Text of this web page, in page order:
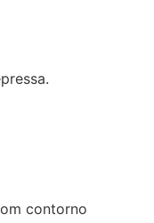
contorno